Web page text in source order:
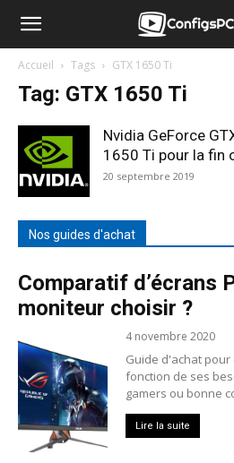
Accueil Tags GTX 1650 Ti
Tag: GTX 1650 Ti
Nvidia GeForce
1650 Ti pour la fin
20 septembre 2019
Nos guides d'achat
Comparatif d’écrans
moniteur choisir ?
4 novembre 2020
Guide d'achat
fonction de ses
gamers ou bonne
Lire la suite